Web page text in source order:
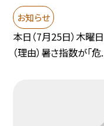
お知らせ
本日（7月25日）木曜
（理由）暑さ指数が「危